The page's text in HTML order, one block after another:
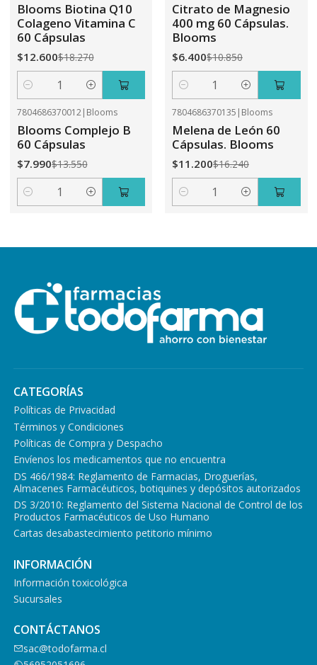
Blooms Biotina Q10
Colageno Vitamina C
60 Cápsulas
$12.600$18.270
Cantidad
Citrato de Magnesio
400 mg 60 Cápsulas.
Blooms
$6.400$10.850
Cantidad
7804686370012| Blooms
Blooms Complejo B
60 Cápsulas
$7.990$13.550
Cantidad
7804686370135 | Blooms
Melena de León 60
Cápsulas. Blooms
$11.200$16.240
Cantidad
CATEGORÍAS
Políticas de Privacidad
Términos y Condiciones
Políticas de Compra y Despacho
Envíenos los medicamentos que no encuentra
DS 466/1984: Reglamento de Farmacias, Droguerías,
Almacenes Farmacéuticos, botiquines y depósitos autorizados
DS 3/2010: Reglamento del Sistema Nacional de Control de los
Productos Farmacéuticos de Uso Humano
Cartas desabastecimiento petitorio mínimo
INFORMACIÓN
Información toxicológica
Sucursales
CONTÁCTANOS
sac@todofarma.cl